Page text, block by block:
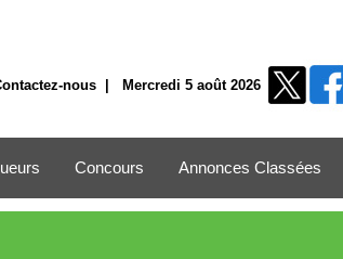
nous| Mercredi 5 août 2026
Concours Annonces Classées